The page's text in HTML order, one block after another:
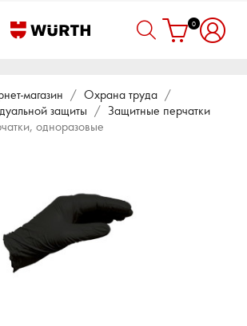
0
магазин
Охрана труда
защиты
Защитные перчатки
одноразовые